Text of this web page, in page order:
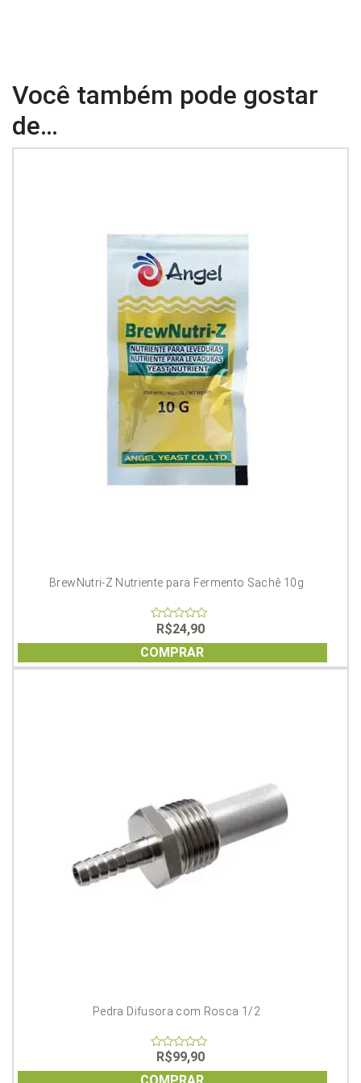
Você também pode gostar
de…
BrewNutri-Z Nutriente para Fermento Sachê 10g
out
of
5
R$24,90
COMPRAR
Pedra Difusora com Rosca 1/2
of
R$99,90